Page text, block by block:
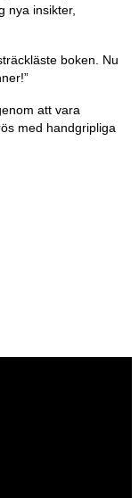
nya insikter,
boken. Nu
att vara
med handgripliga